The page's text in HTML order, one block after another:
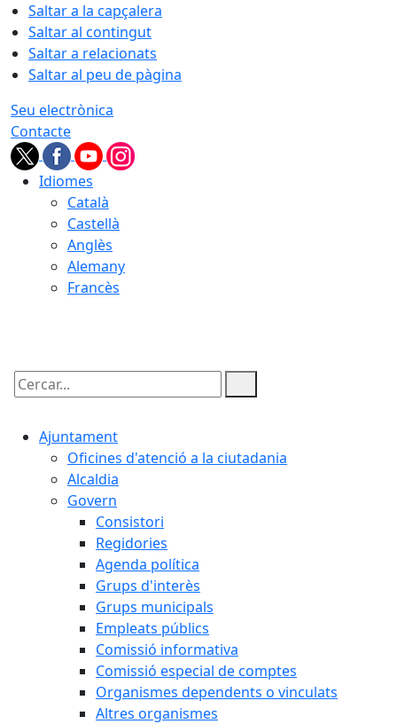
Saltar a la capçalera
Saltar al contingut
Saltar a relacionats
Saltar al peu de pàgina
Seu electrònica
Contacte
Idiomes
Català
Castellà
Anglès
Alemany
Francès
Cercar:
Ajuntament
Oficines d'atenció a la ciutadania
Alcaldia
Govern
Consistori
Regidories
Agenda política
Grups d'interès
Grups municipals
Empleats públics
Comissió informativa
Comissió especial de comptes
Organismes dependents o vinculats
Altres organismes